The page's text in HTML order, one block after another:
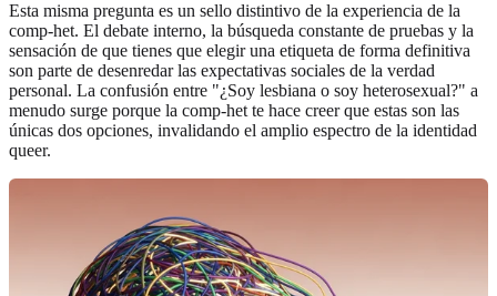
Esta misma pregunta es un sello distintivo de la experiencia de la
comp-het. El debate interno, la búsqueda constante de pruebas y la
sensación de que tienes que elegir una etiqueta de forma definitiva
son parte de desenredar las expectativas sociales de la verdad
personal. La confusión entre "¿Soy lesbiana o soy heterosexual?" a
menudo surge porque la comp-het te hace creer que estas son las
únicas dos opciones, invalidando el amplio espectro de la identidad
queer.